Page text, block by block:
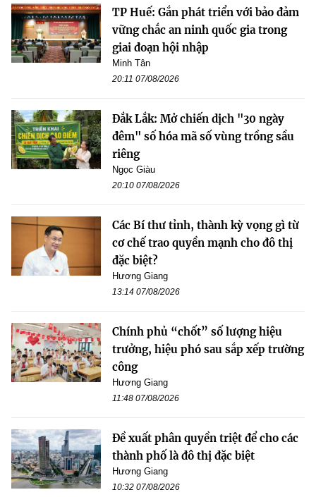
TP Huế: Gắn phát triển với bảo đảm
vững chắc an ninh quốc gia trong
giai đoạn hội nhập
Minh Tân
20:11 07/08/2026
Đắk Lắk: Mở chiến dịch "30 ngày
đêm" số hóa mã số vùng trồng sầu
riêng
Ngọc Giàu
20:10 07/08/2026
Các Bí thư tỉnh, thành kỳ vọng gì từ
cơ chế trao quyền mạnh cho đô thị
đặc biệt?
Hương Giang
13:14 07/08/2026
Chính phủ “chốt” số lượng hiệu
trưởng, hiệu phó sau sắp xếp trường
công
Hương Giang
11:48 07/08/2026
Đề xuất phân quyền triệt để cho các
thành phố là đô thị đặc biệt
Hương Giang
10:32 07/08/2026